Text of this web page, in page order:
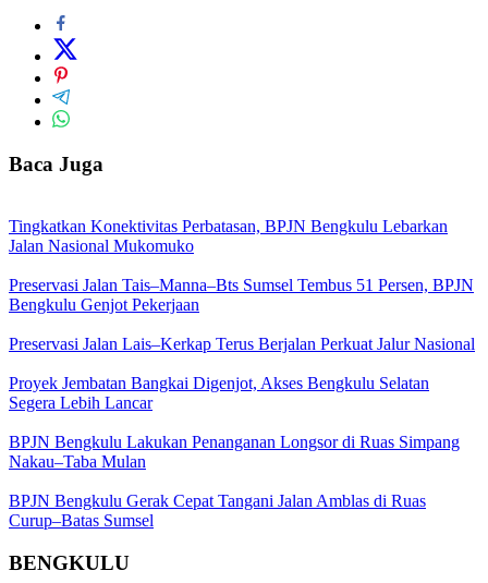
Baca Juga
Tingkatkan Konektivitas Perbatasan, BPJN Bengkulu Lebarkan
Jalan Nasional Mukomuko
Preservasi Jalan Tais–Manna–Bts Sumsel Tembus 51 Persen, BPJN
Bengkulu Genjot Pekerjaan
Preservasi Jalan Lais–Kerkap Terus Berjalan Perkuat Jalur Nasional
Proyek Jembatan Bangkai Digenjot, Akses Bengkulu Selatan
Segera Lebih Lancar
BPJN Bengkulu Lakukan Penanganan Longsor di Ruas Simpang
Nakau–Taba Mulan
BPJN Bengkulu Gerak Cepat Tangani Jalan Amblas di Ruas
Curup–Batas Sumsel
BENGKULU